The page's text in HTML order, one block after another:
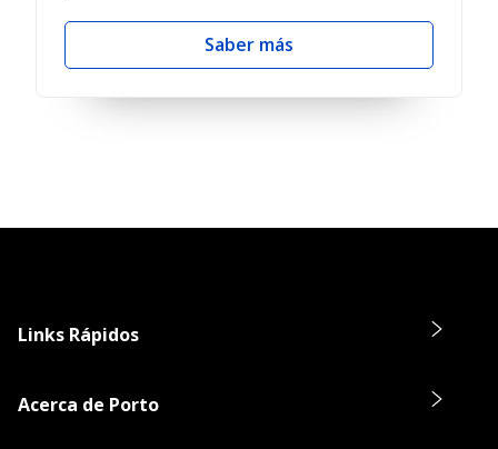
Saber más
Links Rápidos
Acerca de Porto